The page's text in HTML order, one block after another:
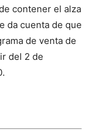
contener el alza
da cuenta de que
de venta de
del 2 de